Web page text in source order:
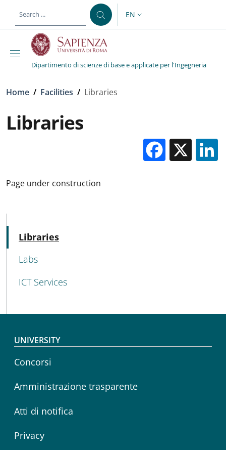
LANGUAGE SWITCHER:
EN
Dipartimento di scienze di base e applicate per l'Ingegneria
Breadcrumb
Home / Facilities / Libraries
Libraries
X
Page under construction
MENU CEV SECOND NAVIGATION
Libraries
Labs
ICT Services
Footer menu
UNIVERSITY
Concorsi
Amministrazione trasparente
Atti di notifica
Privacy